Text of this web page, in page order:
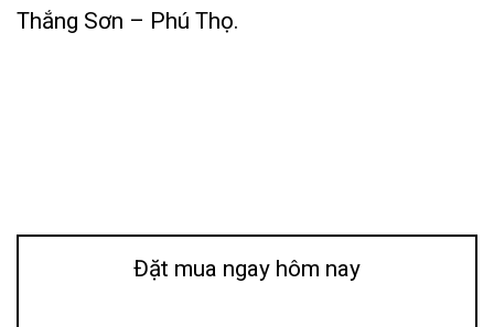
Thắng Sơn – Phú Thọ.
Đặt mua ngay hôm nay